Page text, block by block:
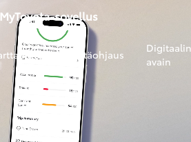
MyToyota-sovellus
Etäohjaus
avain